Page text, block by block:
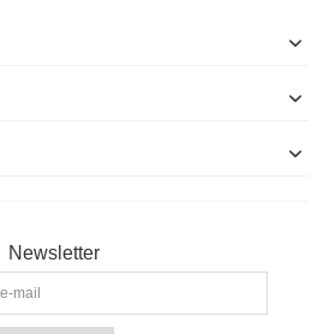
Newsletter